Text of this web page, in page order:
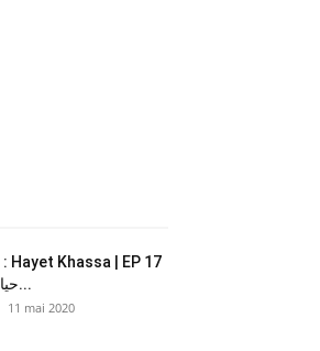
: Hayet Khassa | EP 17
– حياة خاصة...
11 mai 2020